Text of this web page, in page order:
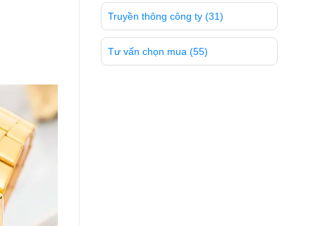
Truyền thông công ty (31)
Tư vấn chọn mua (55)